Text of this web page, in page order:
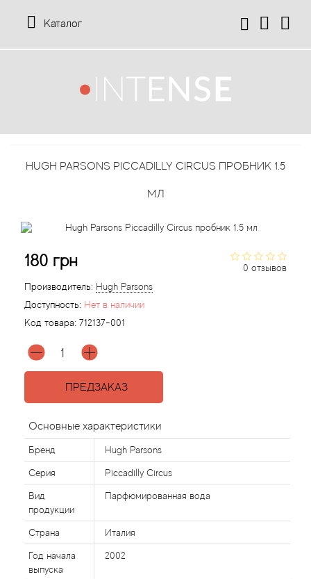
Каталог
HUGH PARSONS PICCADILLY CIRCUS ПРОБНИК 1.5
МЛ
0 отзывов
180 грн
Производитель: Hugh Parsons
Доступность: Нет в наличии
Код товара: 712137-001
ПРЕДЗАКАЗ
Основные характеристики
Бренд Hugh Parsons
Серия Piccadilly Circus
Вид
продукции
Парфюмированная вода
Страна Италия
Год начала
выпуска
2002
12 Parfumeurs Francais
19-69
27 87 Perfumes
Absolument Parfumeur
Acca Kappa
Acqua di Parma
Acqua di Sardegna
Aedes de Venustas
Aerin Lauder
Affinessence
Afnan
Отзывы
Доставка
Контакты
Статьи
История заказов
Рассылка новостей